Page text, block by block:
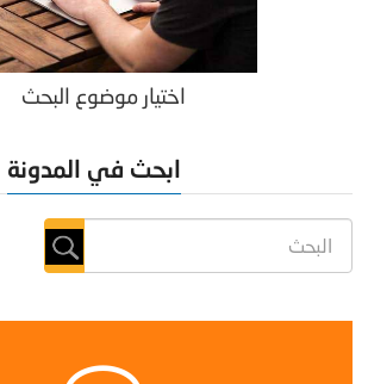
اختيار موضوع البحث
ابحث في المدونة